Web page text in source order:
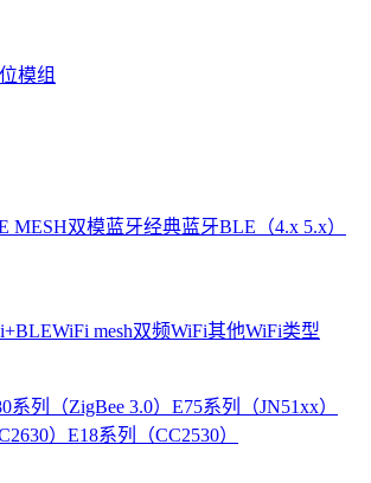
模组
MESH双模蓝牙经典蓝牙BLE（4.x 5.x）
WiFi mesh双频WiFi其他WiFi类型
系列（ZigBee 3.0） E75系列（JN51xx）
） E18系列（CC2530）